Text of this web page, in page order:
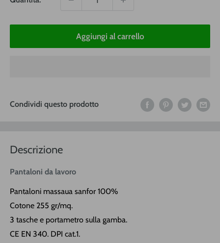
Aggiungi al carrello
Condividi questo prodotto
Descrizione
Pantaloni da lavoro
Pantaloni massaua sanfor 100%
Cotone 255 gr/mq.
3 tasche e portametro sulla gamba.
CE EN 340. DPI cat.1.